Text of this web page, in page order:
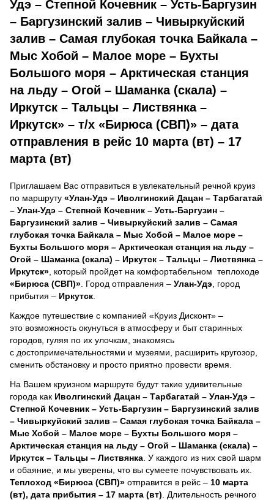
Удэ – Степной Кочевник – Усть-Баргузин
– Баргузинский залив – Чивыркуйский
залив – Самая глубокая точка Байкала –
Мыс Хобой – Малое море – Бухты
Большого моря – Арктическая станция
на льду – Огой – Шаманка (скала) –
Иркутск – Тальцы – Листвянка –
Иркутск» – т/х «Бирюса (СВП)» – дата
отправления в рейс 10 марта (вт) – 17
марта (вт)
Приглашаем Вас отправиться в увлекательный речной круиз
по маршруту «Улан-Удэ – Иволгинский Дацан – Тарбагатай
– Улан-Удэ – Степной Кочевник – Усть-Баргузин –
Баргузинский залив – Чивыркуйский залив – Самая
глубокая точка Байкала – Мыс Хобой – Малое море –
Бухты Большого моря – Арктическая станция на льду –
Огой – Шаманка (скала) – Иркутск – Тальцы – Листвянка –
Иркутск» , который пройдет на комфортабельном теплоходе
«Бирюса (СВП)» . Город отправления – Улан-Удэ , город
прибытия – Иркутск
Каждое путешествие с компанией «Круиз Дисконт» –
это возможность окунуться в атмосферу и быт старинных
городов, гуляя по их улочкам, знакомясь
с достопримечательностями и музеями, расширить кругозор,
сменить обстановку и просто приятно провести время.
На Вашем круизном маршруте будут такие удивительные
города как Иволгинский Дацан – Тарбагатай – Улан-Удэ –
Степной Кочевник – Усть-Баргузин – Баргузинский залив
– Чивыркуйский залив – Самая глубокая точка Байкала –
Мыс Хобой – Малое море – Бухты Большого моря –
Арктическая станция на льду – Огой – Шаманка (скала) –
Иркутск – Тальцы – Листвянка . У каждого из них свой шарм
и обаяние, и мы уверены, что вы сумеете почувствовать их.
Теплоход «Бирюса (СВП)» отправится в рейс – 10 марта
(вт), дата прибытия – 17 марта (вт) . Длительность речного